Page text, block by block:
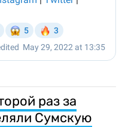
раз за
Сумскую